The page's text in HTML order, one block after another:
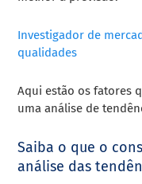
Investigador de
qualidades
Aqui estão os fatores
uma análise de
Saiba o que o
análise das